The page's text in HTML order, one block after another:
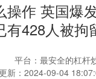
操作 英国爆
428人被拘
平台：最安全的杠杆
新：2024-09-04